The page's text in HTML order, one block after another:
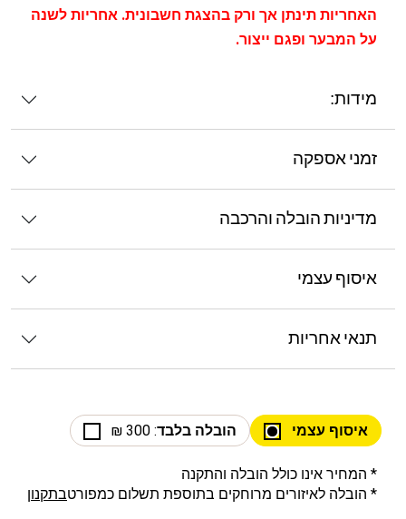
האחריות תינתן אך ורק בהצגת חשבונית. אחריות לשנה
על המבער ופגם ייצור.
מידות:
זמני אספקה
מדיניות הובלה והרכבה
איסוף עצמי
תנאי אחריות
איסוף עצמי הובלה בלבד: 300 ₪
* המחיר אינו כולל הובלה והתקנה
* הובלה לאיזורים מרוחקים בתוספת תשלום כמפורטבתקנון